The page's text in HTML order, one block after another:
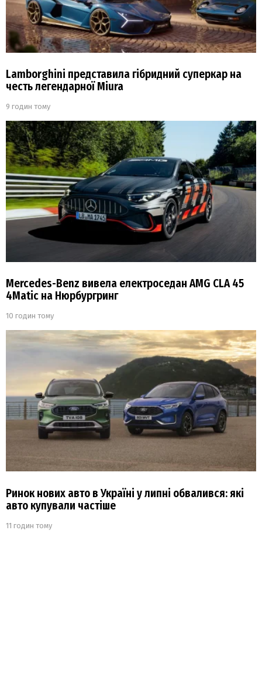
Lamborghini представила гібридний суперкар на
честь легендарної Miura
9 годин тому
Mercedes-Benz вивела електроседан AMG CLA 45
4Matic на Нюрбургринг
10 годин тому
Ринок нових авто в Україні у липні обвалився: які
авто купували частіше
11 годин тому